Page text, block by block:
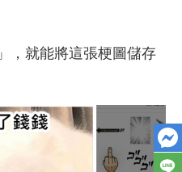
」，就能將這張梗圖儲存